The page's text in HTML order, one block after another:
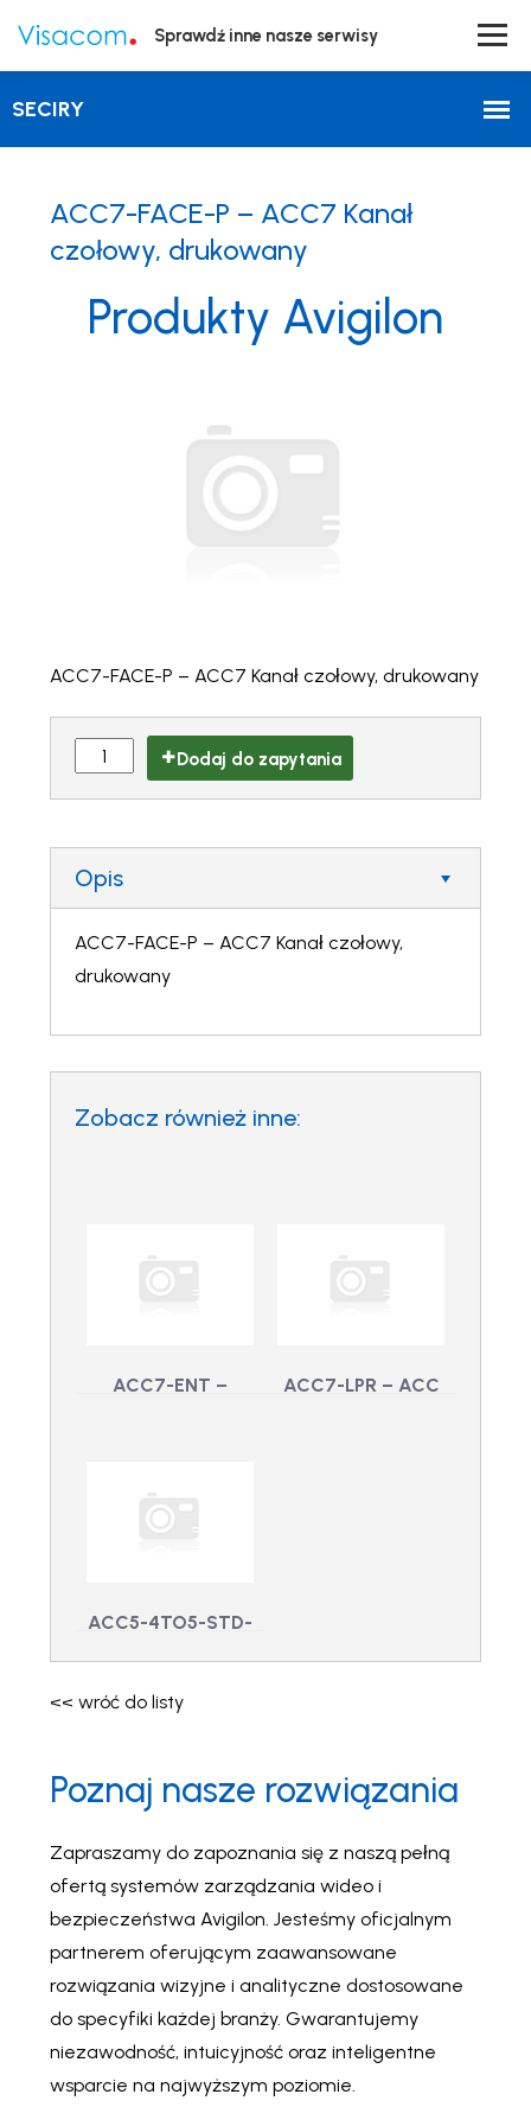
ACC7-FACE-P – ACC7 Kanał
czołowy, drukowany
Produkty Avigilon
ACC7-FACE-P – ACC7 Kanał czołowy, drukowany
Dodaj do zapytania
Opis
ACC7-FACE-P – ACC7 Kanał czołowy,
drukowany
Zobacz również inne:
ACC7-ENT –
kamery ACC 7
Enterprise
ACC7-LPR – ACC
ACC5-4TO5-STD-
ACC 4 do 5
ACC5-4TO5-STD-
wersji standardowej
ACC 4 do 5
<< wróć do listy
Poznaj nasze rozwiązania
Zapraszamy do zapoznania się z naszą pełną
ofertą systemów zarządzania wideo i
bezpieczeństwa Avigilon. Jesteśmy oficjalnym
partnerem oferującym zaawansowane
rozwiązania wizyjne i analityczne dostosowane
do specyfiki każdej branży. Gwarantujemy
niezawodność, intuicyjność oraz inteligentne
wsparcie na najwyższym poziomie.
Sprawdź inne nasze serwisy